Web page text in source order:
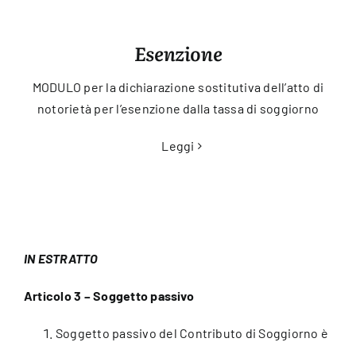
Esenzione
MODULO per la dichiarazione sostitutiva dell’atto di
notorietà per l’esenzione dalla tassa di soggiorno
Leggi
IN ESTRATTO
Articolo 3 – Soggetto passivo
Soggetto passivo del Contributo di Soggiorno è